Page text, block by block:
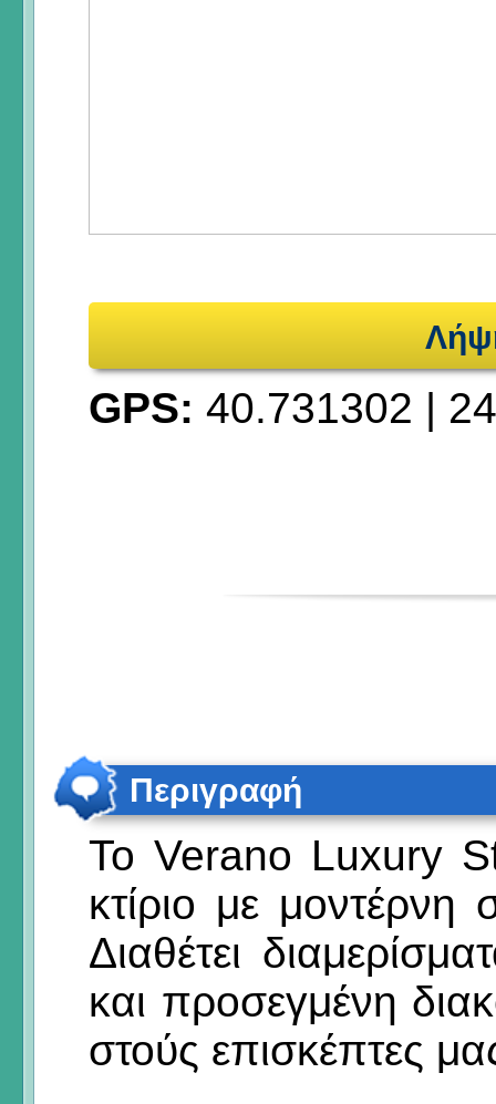
GPS: 40.731302 |
Περιγραφή
Το Verano Luxury
κτίριο με μοντέρνη
Διαθέτει
και προσεγμένη
στούς επισκέπτες